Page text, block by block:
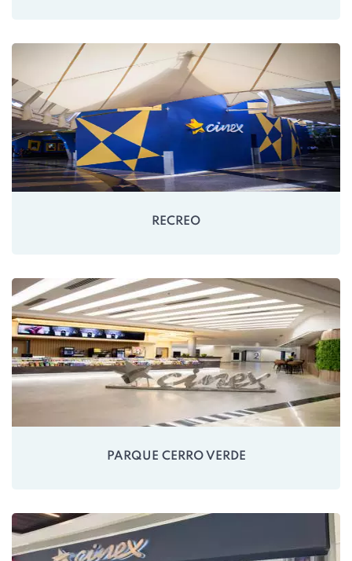
RECREO
PARQUE CERRO VERDE